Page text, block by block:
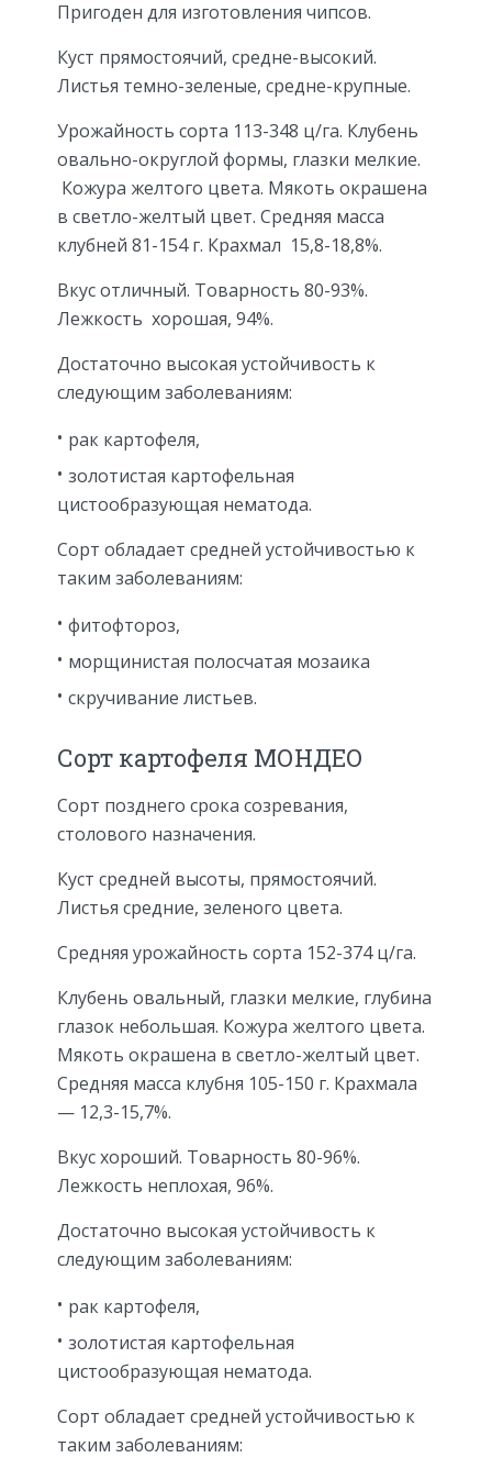
Пригоден для изготовления чипсов.
Куст прямостоячий, средне-высокий.
Листья темно-зеленые, средне-крупные.
Урожайность сорта 113-348 ц/га. Клубень
овально-округлой формы, глазки мелкие.
Кожура желтого цвета. Мякоть окрашена
в светло-желтый цвет. Средняя масса
клубней 81-154 г. Крахмал 15,8-18,8%.
Вкус отличный. Товарность 80-93%.
Лежкость хорошая, 94%.
Достаточно высокая устойчивость к
следующим заболеваниям:
рак картофеля,
золотистая картофельная
цистообразующая нематода.
Сорт обладает средней устойчивостью к
таким заболеваниям:
фитофтороз,
морщинистая полосчатая мозаика
скручивание листьев.
Сорт картофеля МОНДЕО
Сорт позднего срока созревания,
столового назначения.
Куст средней высоты, прямостоячий.
Листья средние, зеленого цвета.
Средняя урожайность сорта 152-374 ц/га.
Клубень овальный, глазки мелкие, глубина
глазок небольшая. Кожура желтого цвета.
Мякоть окрашена в светло-желтый цвет.
Средняя масса клубня 105-150 г. Крахмала
— 12,3-15,7%.
Вкус хороший. Товарность 80-96%.
Лежкость неплохая, 96%.
Достаточно высокая устойчивость к
следующим заболеваниям:
рак картофеля,
золотистая картофельная
цистообразующая нематода.
Сорт обладает средней устойчивостью к
таким заболеваниям: